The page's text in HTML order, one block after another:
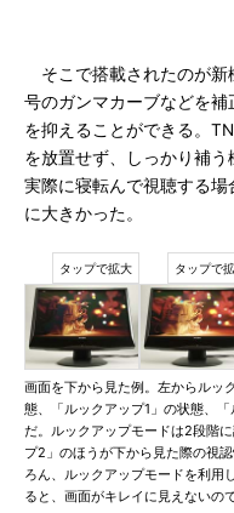
そこで搭載されたのが新
号のガンマカーブなどを
を抑えることができる。
を放置せず、しっかり補う
実際に寝転んで視聴する
に大きかった。
画面を下から見た例。左からルッ
態、「ルックアップ1」の状態、
だ。ルックアップモードは2段階
プ2」のほうが下から見た際の視
ろん、ルックアップモードを利用
ると、画面がキレイに見えないの